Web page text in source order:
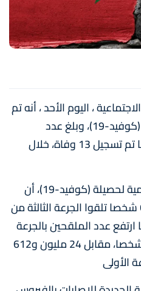
، اليوم الأحد ، أنه تم
تسجيل 5428 إصابة بفيروس (كوفيد-19)، وبلغ عدد
المتعافين 5404 شخصا، فيما تم تسجيل 13 وفاة، خلال
وأبرزت الوزارة في النشرة اليومية لحصيلة (كوفيد-19)، أن
ثلاثة ملايين و786 ألف و619 شخصا تلقوا الجرعة الثالثة من
عدد الملقحين بالجرعة
الثانية إلى 23 مليون و8669 شخصا، مقابل 24 مليون و612